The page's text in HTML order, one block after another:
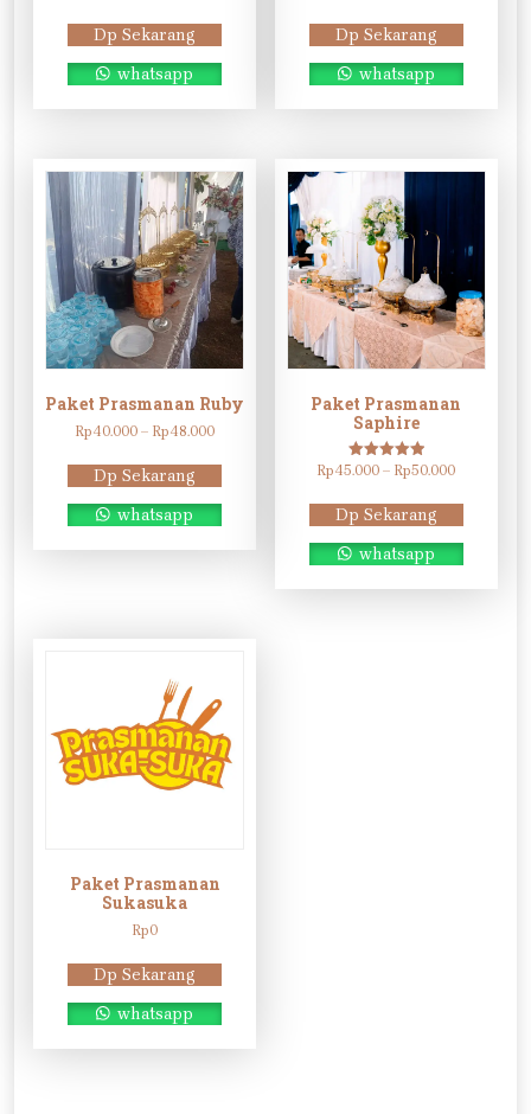
Rp55.000
hingga
Rp60.000
Dp Sekarang
whatsapp
Rp75.000
hingga
Rp85.000
Dp Sekarang
whatsapp
Paket Prasmanan Ruby
Rp40.000 – Rp48.000Rentang
Rp40.000
hingga
Rp48.000
Dp Sekarang
whatsapp
Paket Prasmanan
Saphire
Dinilai
Rp45.000 – Rp50.000Rentang
Rp45.000
hingga
Rp50.000
Dp Sekarang
whatsapp
Paket Prasmanan
Sukasuka
Rp0
Dp Sekarang
whatsapp